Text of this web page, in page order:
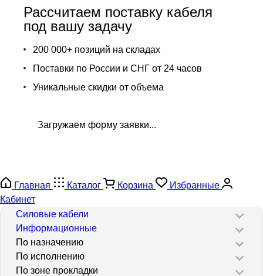
Рассчитаем поставку кабеля
под вашу задачу
200 000+ позиций на складах
Поставки по России и СНГ от 24 часов
Уникальные скидки от объема
Загружаем форму заявки...
Главная Каталог Корзина
Избранные
Кабинет
Силовые кабели
Информационные
По назначению
По исполнению
По зоне прокладки